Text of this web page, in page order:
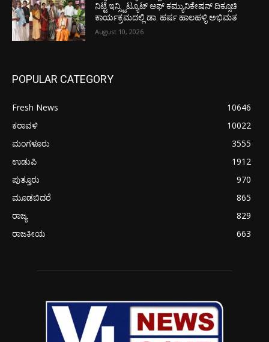
ನಿಟ್ಟೆ ಇನ್ಸ್ಟಿಟ್ಯೂಟ್ ಆಫ್ ಕಮ್ಯುನಿಕೇಷನ್ ದಿಕ್ಸೂಚಿ
ಕಾರ್ಯಕ್ರಮದಲ್ಲಿ ಡಾ. ಹರ್ಷ ಹಾಲಹಳ್ಳಿ ಅಭಿಮತ
August 10, 2026
POPULAR CATEGORY
Fresh News
10646
ಕರಾವಳಿ
10022
ಮಂಗಳೂರು
3555
ಉಡುಪಿ
1912
ಪುತ್ತೂರು
970
ಮೂಡಬಿದರೆ
865
ರಾಜ್ಯ
829
ರಾಜಕೀಯ
663